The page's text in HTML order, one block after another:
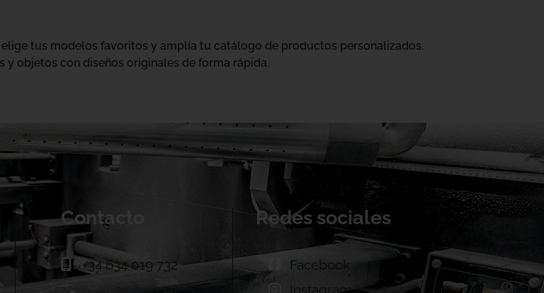
elige tus modelos favoritos y amplía tu catálogo de productos personalizados.
y objetos con diseños originales de forma rápida.
Contacto
+34 634 019 732
Redes sociales
Facebook
Instagram